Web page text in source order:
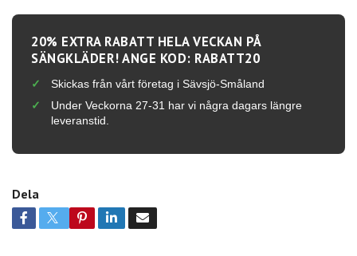
20% EXTRA RABATT HELA VECKAN PÅ
SÄNGKLÄDER! ANGE KOD: RABATT20
Skickas från vårt företag i Sävsjö-Småland
Under Veckorna 27-31 har vi några dagars längre
leveranstid.
Dela